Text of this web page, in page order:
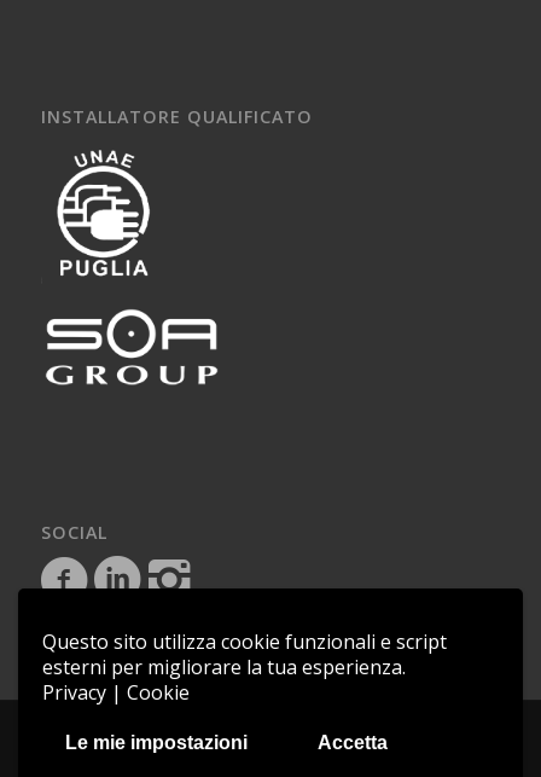
Questo sito utilizza cookie funzionali e script
esterni per migliorare la tua esperienza.
Privacy | Cookie
Le mie impostazioni Accetta
INSTALLATORE QUALIFICATO
SOCIAL
Copyright © 2018 - Saem Impianti - P.IVA 03081080719 - C.F.
Cookie Policy